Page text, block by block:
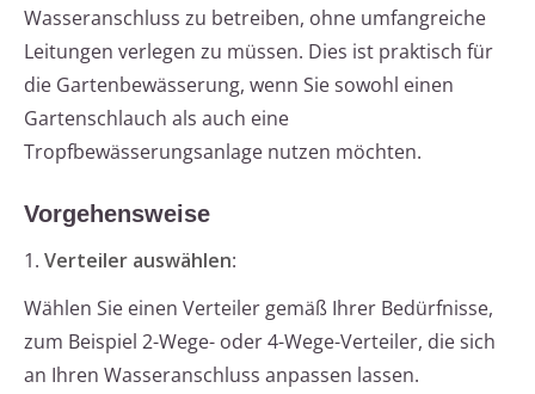
Wasseranschluss zu betreiben, ohne umfangreiche
Leitungen verlegen zu müssen. Dies ist praktisch für
die Gartenbewässerung, wenn Sie sowohl einen
Gartenschlauch als auch eine
Tropfbewässerungsanlage nutzen möchten.
Vorgehensweise
1. Verteiler auswählen:
Wählen Sie einen Verteiler gemäß Ihrer Bedürfnisse,
zum Beispiel 2-Wege- oder 4-Wege-Verteiler, die sich
an Ihren Wasseranschluss anpassen lassen.